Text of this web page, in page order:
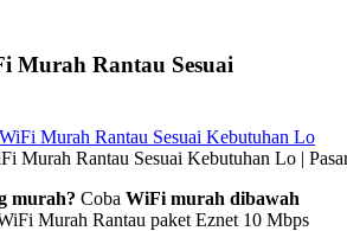
Murah Rantau Sesuai
Murah Rantau Sesuai Kebutuhan Lo |
murah? Coba WiFi murah dibawah
Murah Rantau paket Eznet 10 Mbps